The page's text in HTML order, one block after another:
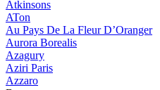
Atkinsons
ATon
Au Pays De La Fleur D’Oranger
Aurora Borealis
Azagury
Aziri Paris
Azzaro